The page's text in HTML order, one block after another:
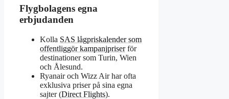
Flygbolagens egna
erbjudanden
Kolla SAS lågpriskalender som
offentliggör kampanjpriserför
destinationer som Turin, Wien
och Ålesund.
Ryanair och Wizz Air har ofta
exklusiva priser på sina egna
sajter (Direct Flights).